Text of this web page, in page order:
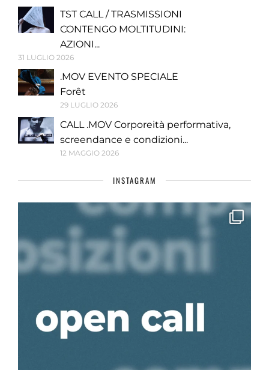
TST CALL / TRASMISSIONI
CONTENGO MOLTITUDINI:
AZIONI...
31 LUGLIO 2026
.MOV EVENTO SPECIALE
Forêt
29 LUGLIO 2026
CALL .MOV Corporeità performativa,
screendance e condizioni...
12 MAGGIO 2026
INSTAGRAM